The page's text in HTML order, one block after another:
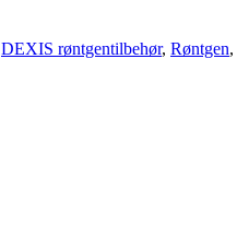
DEXIS røntgentilbehør, Røntgen,